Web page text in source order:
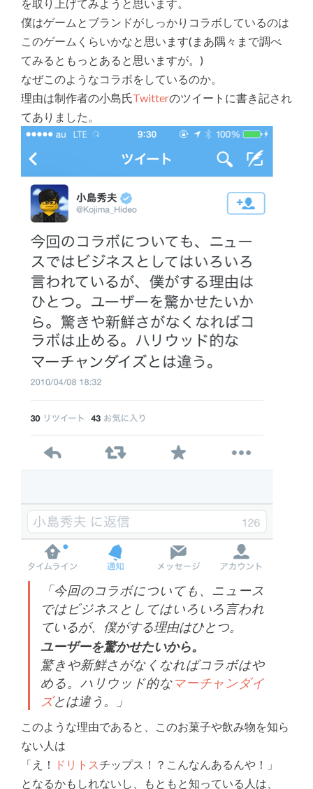
を取り上げてみようと思います。
僕はゲームとブランドがしっかりコラボしているのは
このゲームくらいかなと思います(まあ隅々まで調べ
てみるともっとあると思いますが。)
なぜこのようなコラボをしているのか。
理由は制作者の小島氏Twitterのツイートに書き記され
てありました。
「今回のコラボについても、ニュース
ではビジネスとしてはいろいろ言われ
ているが、僕がする理由はひとつ。
ユーザーを驚かせたいから。
驚きや新鮮さがなくなればコラボはや
める。ハリウッド的なマーチャンダイ
ズとは違う。」
このような理由であると、このお菓子や飲み物を知ら
ない人は
「え！
ドリトスチップス！？こんなんあるんや！」
となるかもしれないし、もともと知っている人は、